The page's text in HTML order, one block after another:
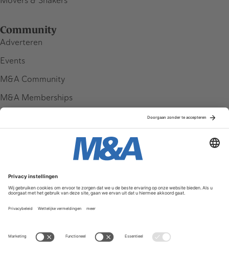
Community
Adverteren
Events
M&A Community
M&A Memberships
Service & Contact
Contact
FAQ
Werken bij ons